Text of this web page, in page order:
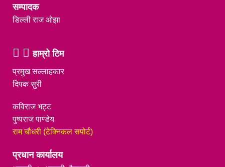
सम्पादक
डिल्ली राज ओझा
हाम्रो टिम
प्रमुख सल्लाहकार
दिपक सुरी
कविराज भट्ट
पुष्पराज पाण्डेय
राम चौधरी (टेक्निकल सपोर्ट)
प्रधान कार्यालय